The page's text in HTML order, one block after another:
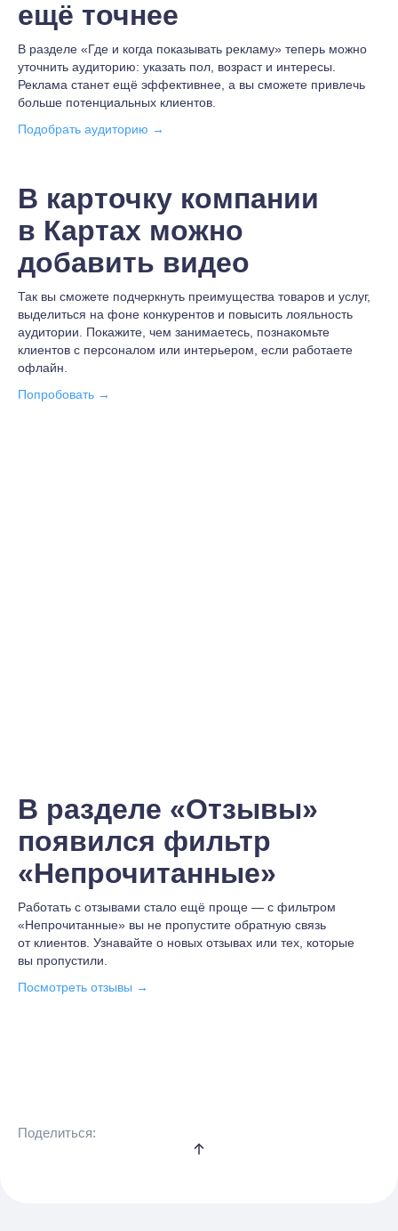
ещё точнее
В разделе «Где и когда показывать рекламу» теперь можно
уточнить аудиторию: указать пол, возраст и интересы.
Реклама станет ещё эффективнее, а вы сможете привлечь
больше потенциальных клиентов.
Подобрать аудиторию →
В карточку компании
в Картах можно
добавить видео
Так вы сможете подчеркнуть преимущества товаров и услуг,
выделиться на фоне конкурентов и повысить лояльность
аудитории. Покажите, чем занимаетесь, познакомьте
клиентов с персоналом или интерьером, если работаете
офлайн.
Попробовать →
В разделе «Отзывы»
появился фильтр
«Непрочитанные»
Работать с отзывами стало ещё проще — с фильтром
«Непрочитанные» вы не пропустите обратную связь
от клиентов. Узнавайте о новых отзывах или тех, которые
вы пропустили.
Посмотреть отзывы →
Поделиться: